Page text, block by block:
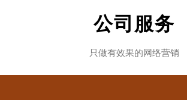
公司服务
只做有效果的网络营销